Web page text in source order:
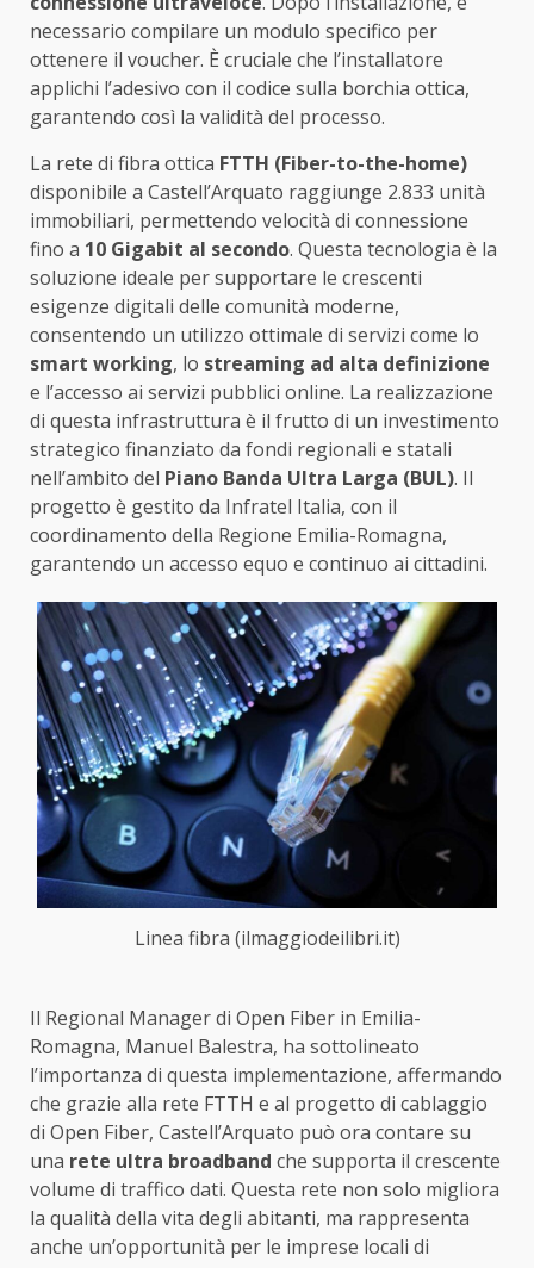
necessario compilare un modulo specifico per
ottenere il voucher. È cruciale che l’installatore
applichi l’adesivo con il codice sulla borchia ottica,
garantendo così la validità del processo.
La rete di fibra ottica FTTH (Fiber-to-the-home)
disponibile a Castell’Arquato raggiunge 2.833 unità
immobiliari, permettendo velocità di connessione
fino a 10 Gigabit al secondo. Questa tecnologia è la
soluzione ideale per supportare le crescenti
esigenze digitali delle comunità moderne,
consentendo un utilizzo ottimale di servizi come lo
smart working, lo streaming ad alta definizione
e l’accesso ai servizi pubblici online. La realizzazione
di questa infrastruttura è il frutto di un investimento
strategico finanziato da fondi regionali e statali
nell’ambito del Piano Banda Ultra Larga (BUL). Il
progetto è gestito da Infratel Italia, con il
coordinamento della Regione Emilia-Romagna,
garantendo un accesso equo e continuo ai cittadini.
Linea fibra (ilmaggiodeilibri.it)
Il Regional Manager di Open Fiber in Emilia-
Romagna, Manuel Balestra, ha sottolineato
l’importanza di questa implementazione, affermando
che grazie alla rete FTTH e al progetto di cablaggio
di Open Fiber, Castell’Arquato può ora contare su
una rete ultra broadband che supporta il crescente
volume di traffico dati. Questa rete non solo migliora
la qualità della vita degli abitanti, ma rappresenta
anche un’opportunità per le imprese locali di